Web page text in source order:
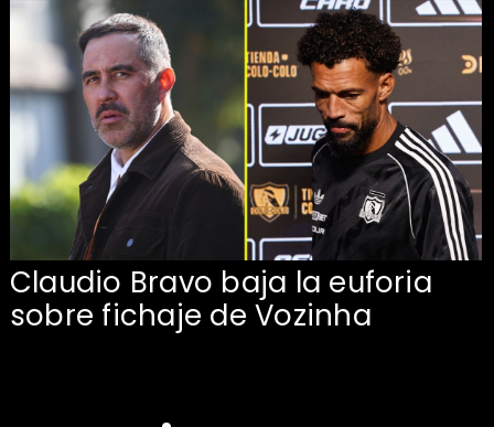
Claudio Bravo baja la euforia
sobre fichaje de Vozinha